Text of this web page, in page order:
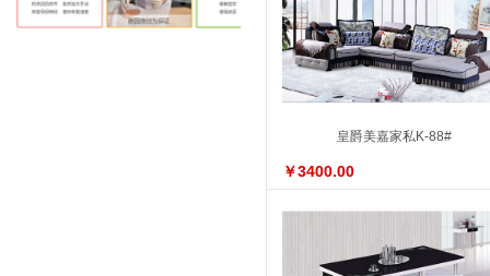
皇爵美嘉家私K-88#
￥3400.00